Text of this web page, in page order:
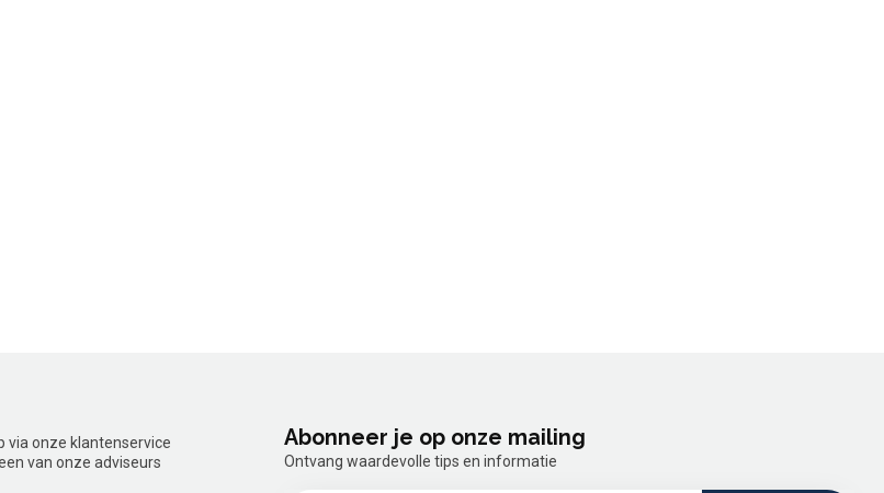
via onze klantenservice
van onze adviseurs
Abonneer je op onze mailing
Ontvang waardevolle tips en informatie